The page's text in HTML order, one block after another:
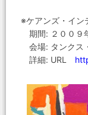
※ケアンズ・イ
期間: ２００９
会場: タンクス
詳細: URL